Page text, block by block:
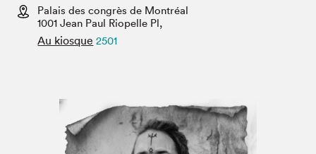
Espace médias
Palais des congrès de Montréal
1001 Jean Paul Riopelle Pl,
Au kiosque 2501